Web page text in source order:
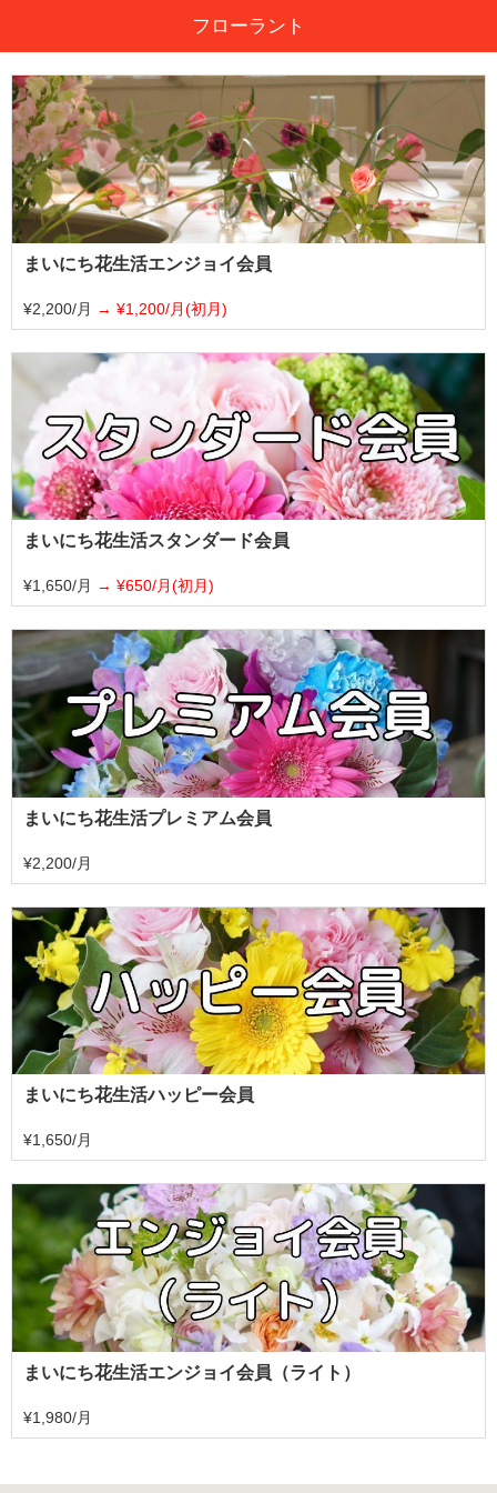
フローラント
まいにち花生活エンジョイ会員
¥2,200/月 ¥1,200/月(初月)
まいにち花生活スタンダード会員
¥1,650/月 ¥650/月(初月)
まいにち花生活プレミアム会員
¥2,200/月
まいにち花生活ハッピー会員
¥1,650/月
まいにち花生活エンジョイ会員（ライト）
¥1,980/月